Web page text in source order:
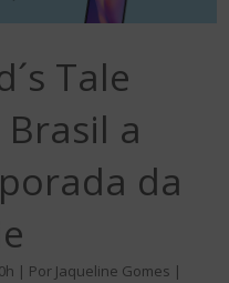
Tale
a
da
| Por Jaqueline Gomes |